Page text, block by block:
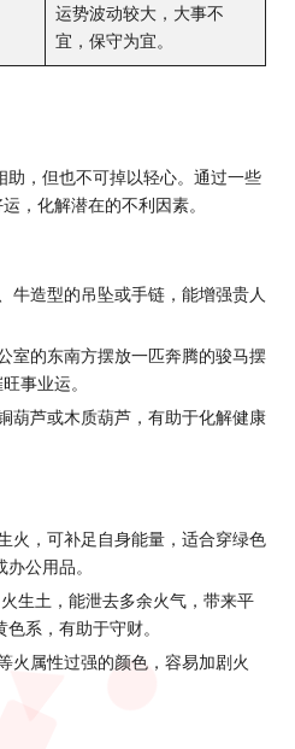
运势波动较大，大事不
宜，保守为宜。
助，但也不可掉以轻心。通过一些
，化解潜在的不利因素。
牛造型的吊坠或手链，能增强贵人
室的东南方摆放一匹奔腾的骏马摆
事业运。
葫芦或木质葫芦，有助于化解健康
火，可补足自身能量，适合穿绿色
公用品。
生土，能泄去多余火气，带来平
系，有助于守财。
火属性过强的颜色，容易加剧火